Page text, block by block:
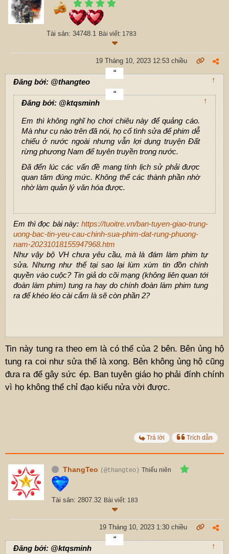
Tài sản: 34748.1 Bài viết: 1783
19 Tháng 10, 2023 12:53 chiều
Đăng bởi: @thangteo ↑
Đăng bởi: @ktqsminh ↑
Em thì không nghĩ họ chơi chiêu này để quảng cáo.
Mà như cụ nào trên đã nói, họ cố tình sửa để phim dễ
chiếu ở nước ngoài nhưng vẫn lợi dụng truyện Đất
rừng phương Nam để tuyên truyền trong nước.
Đã đến lúc các vấn đề mang tính lịch sử phải được
quan tâm đúng mức. Không thể các thành phần nhờ
nhờ làm quản lý văn hóa được.
Em thì đọc bài này: https://tuoitre.vn/ban-tuyen-giao-trung-
uong-bac-tin-yeu-cau-chinh-sua-phim-dat-rung-phuong-
nam-20231018155947968.htm
Như vậy bộ VH chưa yêu cầu, mà là đám làm phim tự
sửa. Nhưng như thế tại sao lại lùm xùm tin đồn chính
quyền vào cuộc? Tin giả do cõi mạng (không liên quan tới
đoàn làm phim) tung ra hay do chính đoàn làm phim tung
ra để khéo léo cài cắm là sẽ còn phần 2?
Tin này tung ra theo em là có thể của 2 bên. Bên ủng hộ
tung ra coi như sửa thế là xong. Bên không ủng hộ cũng
đưa ra để gây sức ép. Ban tuyên giáo họ phải đính chính
vì họ không thể chỉ đạo kiểu nửa vời được.
Trả lời Trích dẫn
ThangTeo (@thangteo) Thiếu niên
Tài sản: 2807.32 Bài viết: 183
19 Tháng 10, 2023 1:30 chiều
Đăng bởi: @ktqsminh ↑